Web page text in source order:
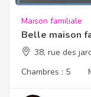
Maison familiale
Belle maison
38, rue des
Chambres : 5